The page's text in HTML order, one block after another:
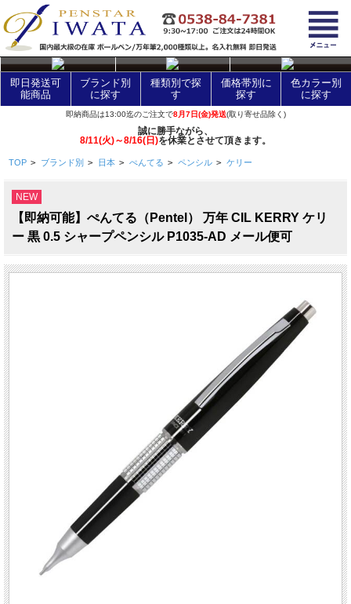
layer Control
即日発送可
能商品
ブランド別
に探す
種類別で探
す
価格帯別に
探す
色カラー別
に探す
即納商品は13:00迄のご注文で8月7日(金)発送(取り寄せ品除く)
誠に勝手ながら、
8/11(火)～8/16(日)を休業とさせて頂きます。
TOP > ブランド別 > 日本 > ぺんてる > ペンシル > ケリー
NEW
【即納可能】ぺんてる（Pentel） 万年 CIL KERRY ケリ
ー 黒 0.5 シャープペンシル P1035-AD メール便可